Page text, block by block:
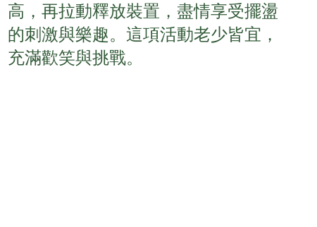
高，再拉動釋放裝置，盡情享受擺盪
的刺激與樂趣。這項活動老少皆宜，
充滿歡笑與挑戰。